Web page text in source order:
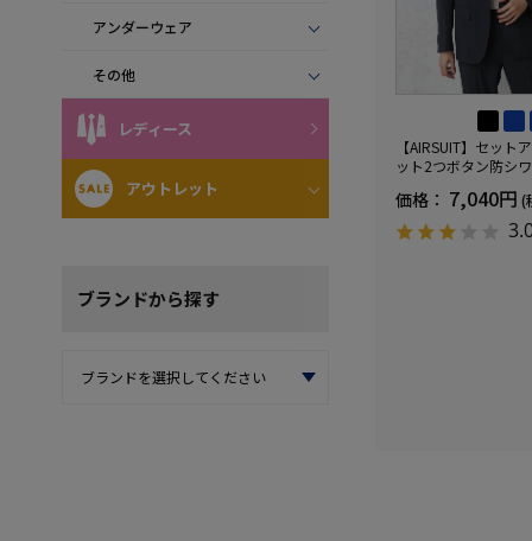
アンダーウェア
その他
レディース
アウトレット
ブランドから探す
【AIRSUIT】セット
ット2つボタン防シ
UVカット春夏
価格： 7,040円 (